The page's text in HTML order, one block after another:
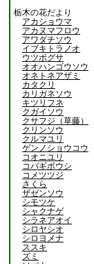
栃木の花だより
アカショウマ
アカヌマフロウ
アワダチソウ
イブキトラノオ
ウツボグサ
オオハンゴウソウ
オネトネアザミ
カタクリ
カリガネソウ
キツリフネ
クガイソウ
クサフジ（草藤）
クリンソウ
クルマユリ
ゲンノショウコウ
コオニユリ
コバギボウシ
コメツツジ
さくら
ザゼンソウ
シモツケ
シャクナゲ
シラネアオイ
シロヤシオ
シロヨメナ
ススキ
ズミ